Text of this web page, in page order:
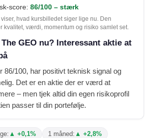
score: 86/100 – stærk
hvad kursbilledet siger lige nu. Den
kvalitet, værdi, momentum og risiko samlet set.
GEO nu? Interessant aktie at
86/100, har positivt teknisk signal og
Det er en aktie der er værd at
– men tjek altid din egen risikoprofil
passer til din portefølje.
▲ +0,1% 1 måned: ▲ +2,8%